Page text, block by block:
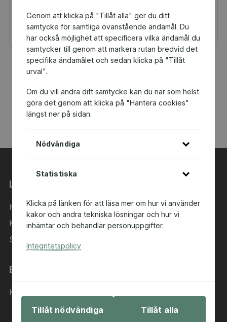
Genom att klicka på "Tillåt alla" ger du ditt
samtycke för samtliga ovanstående ändamål. Du
har också möjlighet att specificera vilka ändamål du
samtycker till genom att markera rutan bredvid det
specifika ändamålet och sedan klicka på "Tillåt
urval".
Om du vill ändra ditt samtycke kan du när som helst
göra det genom att klicka på "Hantera cookies"
längst ner på sidan.
Nödvändiga
Statistiska
Klicka på länken för att läsa mer om hur vi använder
kakor och andra tekniska lösningar och hur vi
inhämtar och behandlar personuppgifter.
Integritetspolicy
Tillåt nödvändiga Tillåt alla
Du och Varbergs
Flygklubb får 5 kr
tillbaka
Du och Varbergs
Flygklubb får 29,75 kr
tillbaka
Länkar
Hem
Kategorier
Sök i sortimentet
Behöver du hjälp?
Kontakta oss